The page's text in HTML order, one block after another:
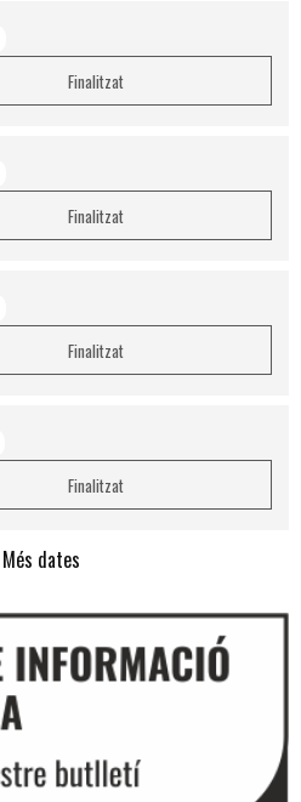
Finalitzat
Finalitzat
Finalitzat
Finalitzat
Més dates